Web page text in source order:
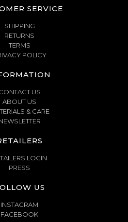
SERVICE
SHIPPING
RETURNS
TERMS
POLICY
US
ABOUT US
& CARE
LOGIN
PRESS
US
INSTAGRAM
FACEBOOK